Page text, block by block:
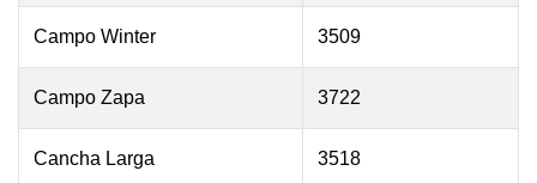
Campo Winter 3509
Campo Zapa 3722
Cancha Larga 3518